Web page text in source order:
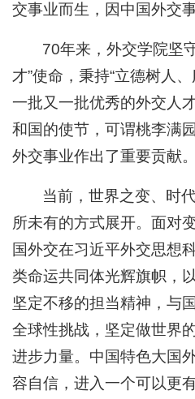
交事业而生，因中国外交
70年来，外交学院坚
才”使命，秉持“立德树人
一批又一批优秀的外交人
和国的使节，可谓桃李满
外交事业作出了重要贡献。
当前，世界之变、时
所未有的方式展开。面对
国外交在习近平外交思想
类命运共同体光辉旗帜，
坚定不移的担当精神，与
全球性挑战，坚定做世界
进步力量。中国特色大国
容自信，进入一个可以更